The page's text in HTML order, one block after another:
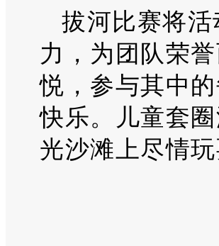
拔河比赛将
力，为团队荣
悦，参与其中
快乐。儿童套
光沙滩上尽情